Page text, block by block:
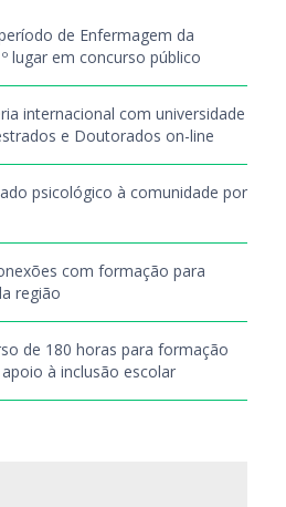
de Enfermagem da
lugar em concurso público
internacional com universidade
e Doutorados on-line
psicológico à comunidade por
com formação para
região
de 180 horas para formação
à inclusão escolar